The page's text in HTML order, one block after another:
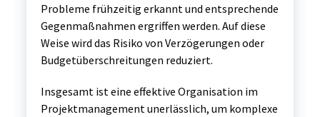
Probleme frühzeitig erkannt und entsprechende
Gegenmaßnahmen ergriffen werden. Auf diese
Weise wird das Risiko von Verzögerungen oder
Budgetüberschreitungen reduziert.
Insgesamt ist eine effektive Organisation im
Projektmanagement unerlässlich, um komplexe